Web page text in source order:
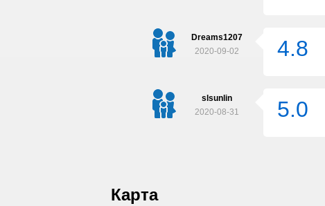
Dreams1207
2020-09-02
4.8
slsunlin
2020-08-31
5.0
Карта